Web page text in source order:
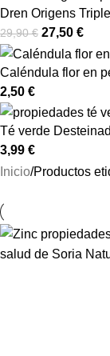
Dren Origens
29,90€ 27,50 €
Caléndula flor en
2,50 €
Té verde
3,99 €
Inicio Productos